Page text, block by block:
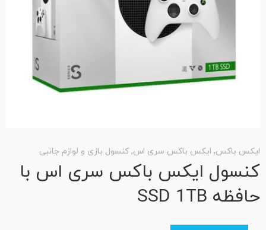
ایکس باکس, ایکس باکس سری اس,کنسول بازی و لوازم جانبی
کنسول ایکس باکس سری اس با
حافظه SSD 1TB